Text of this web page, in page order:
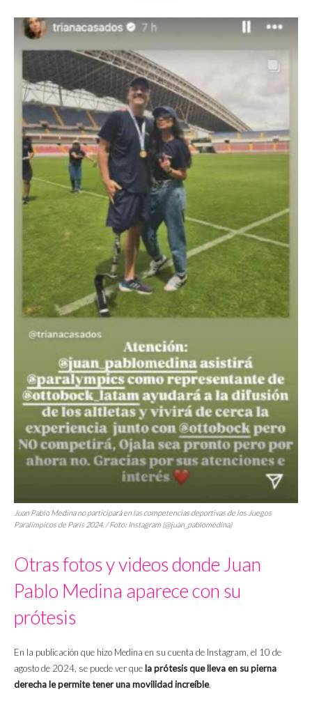
Juan Pablo Medina no participará en las competencias deportivas de los Juegos
Paralímpicos de París 2024. / Foto: Instagram (@juan_pablomedina)
Otras fotos y videos donde Juan
Pablo Medina aparece con su
prótesis
En la publicación que hizo Medina en su cuenta de Instagram, el 10 de
agosto de 2024, se puede ver que la prótesis que lleva en su pierna
derecha le permite tener una movilidad increíble.